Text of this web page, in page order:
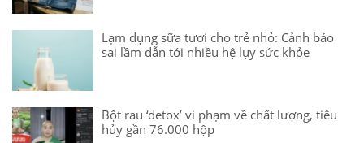
Lạm dụng sữa tươi cho trẻ nhỏ: Cảnh báo
sai lầm dẫn tới nhiều hệ lụy sức khỏe
Bột rau ‘detox’ vi phạm về chất lượng, tiêu
hủy gần 76.000 hộp